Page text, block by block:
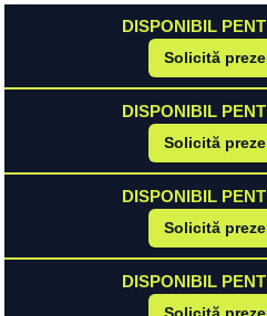
DISPONIBIL
Solicită
DISPONIBIL
Solicită
DISPONIBIL
Solicită
DISPONIBIL
Meniu principal
Categorii
Vinarte Domeniile Vinarte Cuvee Alb -